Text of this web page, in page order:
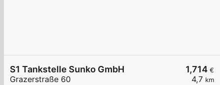
1,714 €
4,7 km
S1 Tankstelle Sunko GmbH
Grazerstraße 60